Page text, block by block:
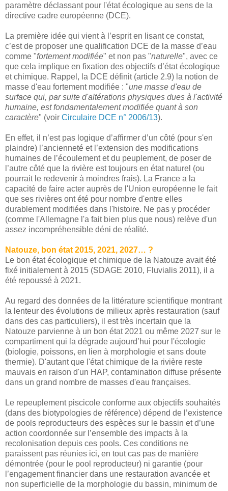
paramètre déclassant pour l'état écologique au sens de la
directive cadre européenne (DCE).
La première idée qui vient à l’esprit en lisant ce constat,
c’est de proposer une qualification DCE de la masse d’eau
comme "fortement modifiée" et non pas "naturelle", avec ce
que cela implique en fixation des objectifs d’état écologique
et chimique. Rappel, la DCE définit (article 2.9) la notion de
masse d'eau fortement modifiée : "une masse d'eau de
surface qui, par suite d'altérations physiques dues à l'activité
humaine, est fondamentalement modifiée quant à son
caractère" (voir Circulaire DCE n° 2006/13).
En effet, il n’est pas logique d’affirmer d’un côté (pour s'en
plaindre) l’ancienneté et l’extension des modifications
humaines de l’écoulement et du peuplement, de poser de
l’autre côté que la rivière est toujours en état naturel (ou
pourrait le redevenir à moindres frais). La France a la
capacité de faire acter auprès de l'Union européenne le fait
que ses rivières ont été pour nombre d'entre elles
durablement modifiées dans l'histoire. Ne pas y procéder
(comme l'Allemagne l'a fait bien plus que nous) relève d'un
assez incompréhensible déni de réalité.
Natouze, bon état 2015, 2021, 2027… ?
Le bon état écologique et chimique de la Natouze avait été
fixé initialement à 2015 (SDAGE 2010, Fluvialis 2011), il a
été repoussé à 2021.
Au regard des données de la littérature scientifique montrant
la lenteur des évolutions de milieux après restauration (sauf
dans des cas particuliers), il est très incertain que la
Natouze parvienne à un bon état 2021 ou même 2027 sur le
compartiment qui la dégrade aujourd’hui pour l'écologie
(biologie, poissons, en lien à morphologie et sans doute
thermie). D'autant que l'état chimique de la rivière reste
mauvais en raison d'un HAP, contamination diffuse présente
dans un grand nombre de masses d'eau françaises.
Le repeuplement piscicole conforme aux objectifs souhaités
(dans des biotypologies de référence) dépend de l’existence
de pools reproducteurs des espèces sur le bassin et d’une
action coordonnée sur l’ensemble des impacts à la
recolonisation depuis ces pools. Ces conditions ne
paraissent pas réunies ici, en tout cas pas de manière
démontrée (pour le pool reproducteur) ni garantie (pour
l’engagement financier dans une restauration avancée et
non superficielle de la morphologie du bassin, minimum de